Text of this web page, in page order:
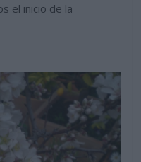
el inicio de la